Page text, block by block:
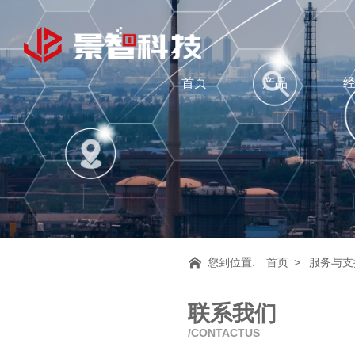
首页 产品
您到位置: 首页 服务与
联系我们
CONTACTUS